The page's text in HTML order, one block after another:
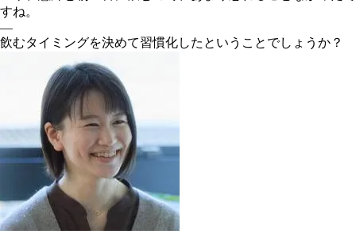
すね。
―
飲むタイミングを決めて習慣化したということでしょうか？